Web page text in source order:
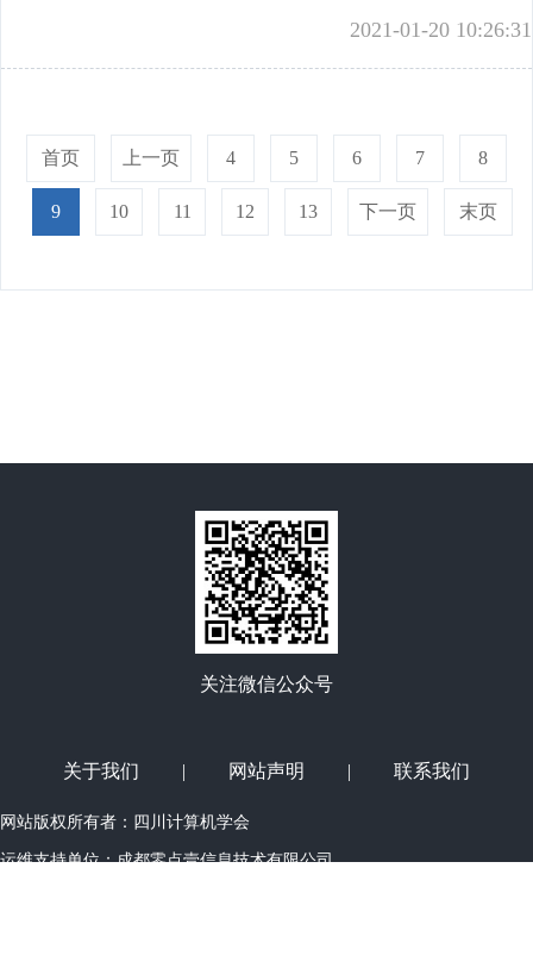
2021-01-20 10:26:31
首页 上一页 4 5 6 7 8
9 10 11 12 13 下一页 末页
关于我们 | 网站声明 | 联系我们
网站版权所有者：四川计算机学会
运维支持单位：成都零点壹信息技术有限公司
关注微信公众号